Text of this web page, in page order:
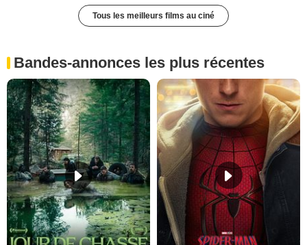
Tous les meilleurs films au ciné
Bandes-annonces les plus récentes